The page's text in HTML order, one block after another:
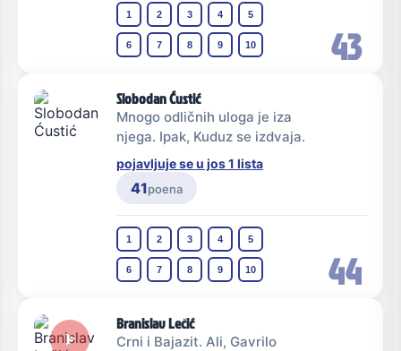
43
1 2 3 4 5
6 7 8 9 10
44
Slobodan Ćustić
Mnogo odličnih uloga je iza
njega. Ipak, Kuduz se izdvaja.
pojavljuje se u jos 1 lista
41poena
1 2 3 4 5
6 7 8 9 10
Branislav Lečić
Crni i Bajazit. Ali, Gavrilo